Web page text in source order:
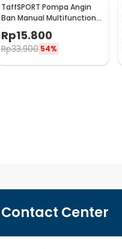
TaffSPORT Pompa Angin
Ban Manual Multifunction
Air Pump 120 PSI - PM12
Rp15.800
Rp33.900 54%
Contact Center